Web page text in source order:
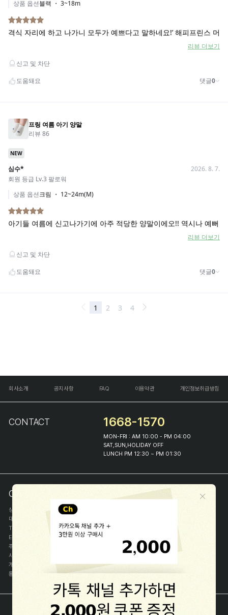
회사소개 공지사항 FAQ 이용약관 개인정보취급방침
CONTACT 1668-1570
MON-FRI : AM 10:00 - PM 04:00
SAT,SUN,HOLIDAY OFF
LUNCH PM 12:30 ~ PM 01:30
COMPANY INFO
상호
(주)해피프린스
대표
TEL
1668-1570
E-MAIL
help@happyprince.co.kr
주소
사업자등록번호
개인정보관리자
이화진
통신판매신고번호
제 2018-서울종로-1384 호[사업자정보확인]